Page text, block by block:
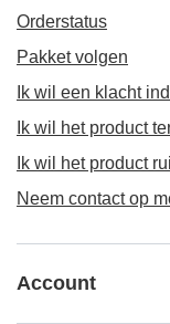
Orderstatus
Pakket volgen
Ik wil een klacht
Ik wil het product
Ik wil het product
Neem contact op
Account